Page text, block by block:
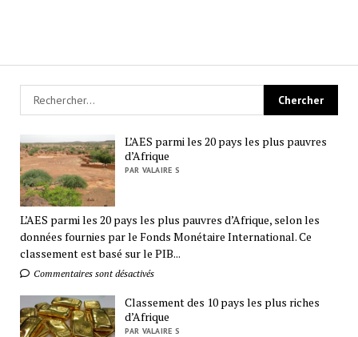
L’AES parmi les 20 pays les plus pauvres
d’Afrique
PAR VALAIRE S
L’AES parmi les 20 pays les plus pauvres d’Afrique, selon les
données fournies par le Fonds Monétaire International. Ce
classement est basé sur le PIB...
Commentaires sont désactivés
Classement des 10 pays les plus riches
d’Afrique
PAR VALAIRE S